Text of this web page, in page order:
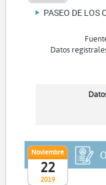
PASEO DE LOS
Datos
2019
Noviembre
22